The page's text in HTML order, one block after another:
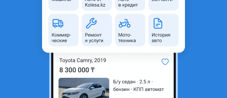
Комментарий продавца
Двери, капоты, ходовая часть, тормозная часть, система
охлаждения, двигатель, коробка, и многое другое
Для марок Тойота Аристо,Алтезза,Королла,Ярис, Рав4
Ниссан Ноут,Тиида